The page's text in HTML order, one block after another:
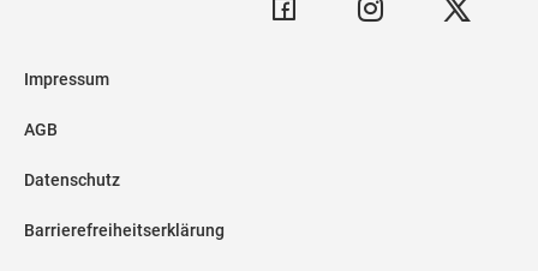
Impressum
AGB
Datenschutz
Barrierefreiheitserklärung